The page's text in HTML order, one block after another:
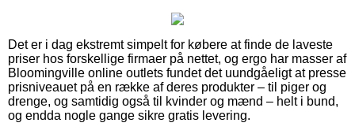
Det er i dag ekstremt simpelt for købere at finde de laveste
priser hos forskellige firmaer på nettet, og ergo har masser af
Bloomingville online outlets fundet det uundgåeligt at presse
prisniveauet på en række af deres produkter – til piger og
drenge, og samtidig også til kvinder og mænd – helt i bund,
og endda nogle gange sikre gratis levering.